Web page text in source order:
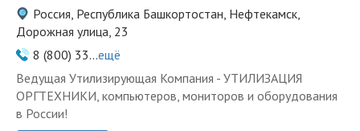
Россия, Республика Башкортостан, Нефтекамск,
Дорожная улица, 23
8 (800) 33...ещё
Ведущая Утилизирующая Компания - УТИЛИЗАЦИЯ
ОРГТЕХНИКИ, компьютеров, мониторов и оборудования
в России!